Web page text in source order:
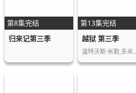
第8集完结
归来记第三季
第13集完结
越狱 第三季
温特沃斯·米勒,